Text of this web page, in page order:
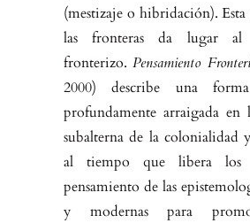
(mestizaje o hibridación).
las fronteras da lugar al
fronterizo.Pensamiento
2000) describe una
profundamente arraigada en
subalterna de la colonialidad
al tiempo que libera los
pensamiento de las
y modernas para